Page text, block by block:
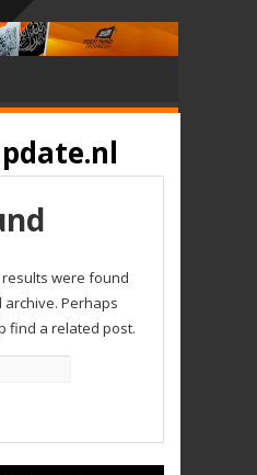
were found
Perhaps
find a related post.